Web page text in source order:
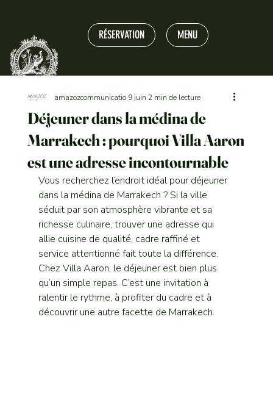
MENU
RÉSERVATION
Déjeuner dans la médina de
Marrakech : pourquoi Villa Aaron
est une adresse incontournable
amazozcommunicatio 9 juin 2 min de lecture
Vous recherchez l’endroit idéal pour déjeuner
dans la médina de Marrakech ? Si la ville
séduit par son atmosphère vibrante et sa
richesse culinaire, trouver une adresse qui
allie cuisine de qualité, cadre raffiné et
service attentionné fait toute la différence.
Chez Villa Aaron, le déjeuner est bien plus
qu’un simple repas. C’est une invitation à
ralentir le rythme, à profiter du cadre et à
découvrir une autre facette de Marrakech.